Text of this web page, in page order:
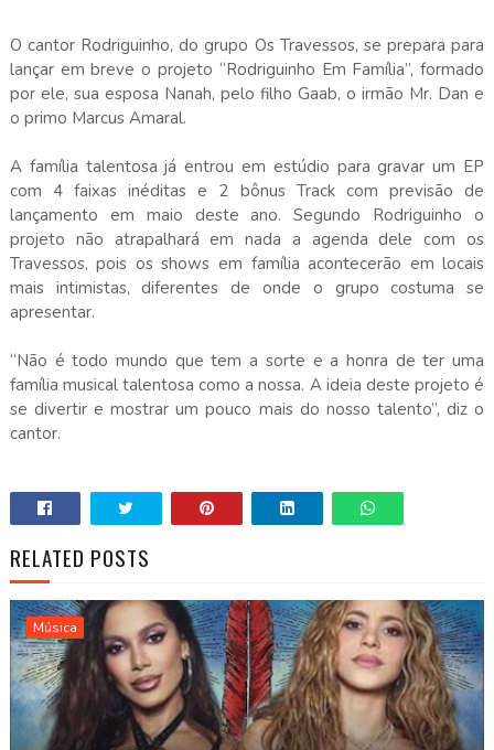
O cantor Rodriguinho, do grupo Os Travessos, se prepara para
lançar em breve o projeto “Rodriguinho Em Família”, formado
por ele, sua esposa Nanah, pelo filho Gaab, o irmão Mr. Dan e
o primo Marcus Amaral.
A família talentosa já entrou em estúdio para gravar um EP
com 4 faixas inéditas e 2 bônus Track com previsão de
lançamento em maio deste ano. Segundo Rodriguinho o
projeto não atrapalhará em nada a agenda dele com os
Travessos, pois os shows em família acontecerão em locais
mais intimistas, diferentes de onde o grupo costuma se
apresentar.
“Não é todo mundo que tem a sorte e a honra de ter uma
família musical talentosa como a nossa. A ideia deste projeto é
se divertir e mostrar um pouco mais do nosso talento”, diz o
cantor.
RELATED POSTS
Música